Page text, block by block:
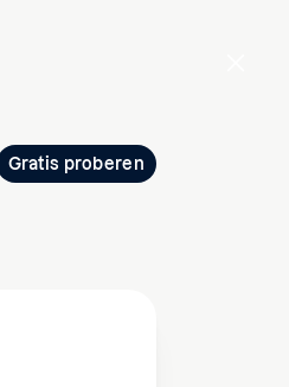
Gratis proberen